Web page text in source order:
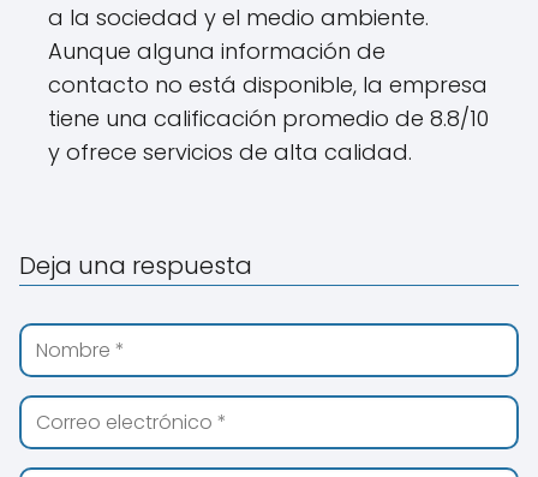
a la sociedad y el medio ambiente.
Aunque alguna información de
contacto no está disponible, la empresa
tiene una calificación promedio de 8.8/10
y ofrece servicios de alta calidad.
Deja una respuesta